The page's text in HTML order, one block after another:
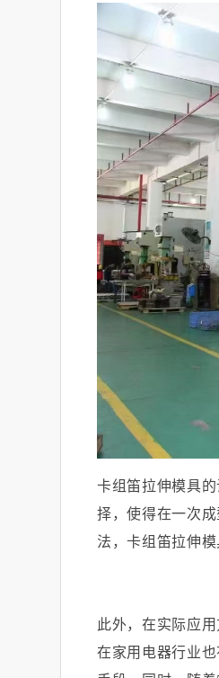
卡组笛拉伸模具
择，使得在一次
法，卡组笛拉伸
此外，在实际应
在家用电器行业